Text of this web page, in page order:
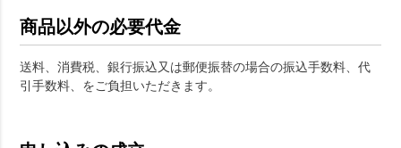
商品以外の必要代金
送料、消費税、銀行振込又は郵便振替の場合の振込手数料、代
引手数料、をご負担いただきます。